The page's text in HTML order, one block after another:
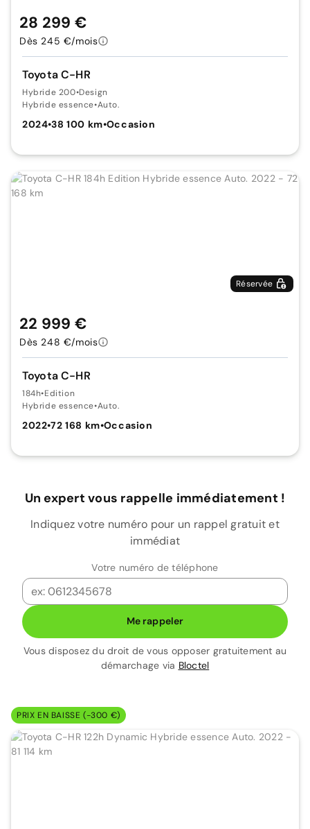
Toyota C-HR
Hybride 200•Design
Hybride essence•Auto.
2024•38 100 km•Occasion
28 299 €
Dès 245 €/mois
Réservée
Toyota C-HR
184h•Edition
Hybride essence•Auto.
2022•72 168 km•Occasion
22 999 €
Dès 248 €/mois
Un expert vous rappelle immédiatement !
Indiquez votre numéro pour un rappel gratuit et
immédiat
Votre numéro de téléphone
Me rappeler
Vous disposez du droit de vous opposer gratuitement au
démarchage via Bloctel
PRIX EN BAISSE (-300 €)